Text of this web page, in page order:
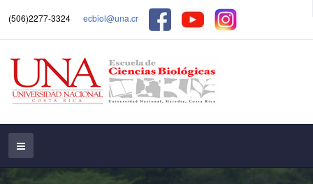
(506)2277-3324 ecbiol@una.cr